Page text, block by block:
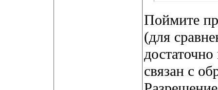
Поймите
(для
связан с